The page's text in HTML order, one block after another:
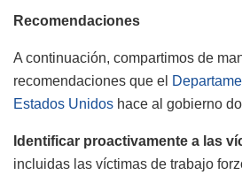
Recomendaciones
A continuación, compartimos de
recomendaciones que el
Estados Unidos hace al gobierno
Identificar proactivamente a las
incluidas las víctimas de trabajo